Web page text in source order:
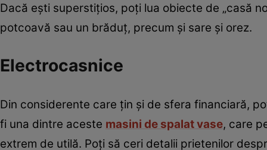
Dacă ești superstițios, poți lua obiecte de „casă
potcoavă sau un brăduț, precum și sare și orez.
Electrocasnice
Din considerente care țin și de sfera financiară,
fi una dintre aceste masini de spalat vase, care
extrem de utilă. Poți să ceri detalii prietenilor